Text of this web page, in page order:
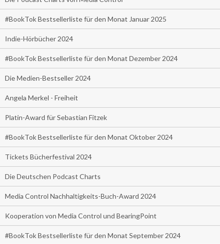
#BookTok Bestsellerliste für den Monat Januar 2025
Indie-Hörbücher 2024
#BookTok Bestsellerliste für den Monat Dezember 2024
Die Medien-Bestseller 2024
Angela Merkel - Freiheit
Platin-Award für Sebastian Fitzek
#BookTok Bestsellerliste für den Monat Oktober 2024
Tickets Bücherfestival 2024
Die Deutschen Podcast Charts
Media Control Nachhaltigkeits-Buch-Award 2024
Kooperation von Media Control und BearingPoint
#BookTok Bestsellerliste für den Monat September 2024